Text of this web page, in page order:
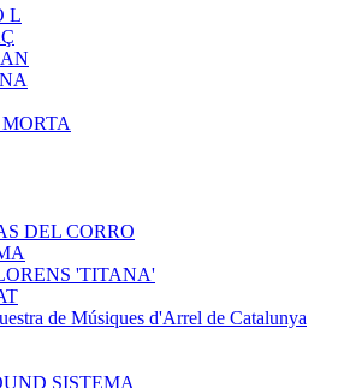
L
DEL CORRO
'TITANA'
de Músiques d'Arrel de Catalunya
SISTEMA